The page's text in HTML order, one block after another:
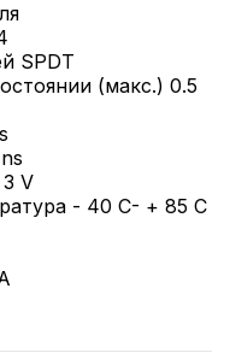
SPDT
(макс.) 0.5
V
- 40 C- + 85 C